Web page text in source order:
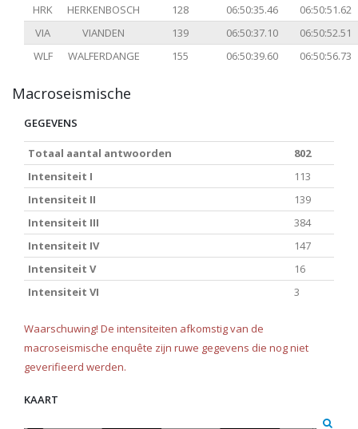
HRK HERKENBOSCH 128 06:50:35.46
06:50:51.62
VIA
VIANDEN 139 06:50:37.10
06:50:52.51
WLF
WALFERDANGE 155 06:50:39.60 06:50:56.73
Macroseismische
GEGEVENS
Totaal aantal antwoorden
802
Intensiteit I
113
Intensiteit II
139
Intensiteit III
384
Intensiteit IV
147
Intensiteit V
16
Intensiteit VI
3
Waarschuwing! De intensiteiten afkomstig van de
macroseismische enquête zijn ruwe gegevens die nog niet
geverifieerd werden.
KAART